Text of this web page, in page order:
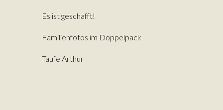
Es ist geschafft!
Familienfotos im Doppelpack
Taufe Arthur